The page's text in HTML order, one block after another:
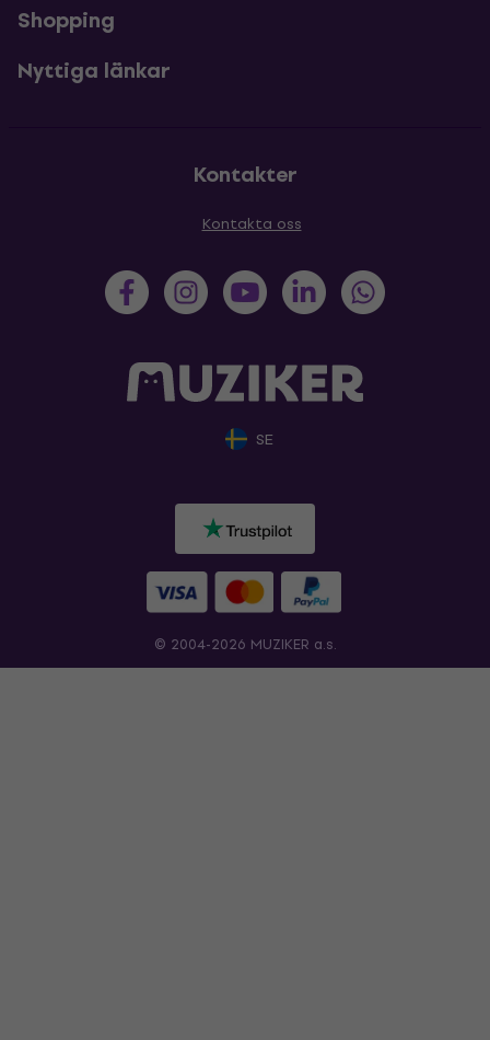
Shopping
Nyttiga länkar
Kontakter
Kontakta oss
SE
© 2004-2026 MUZIKER a.s.